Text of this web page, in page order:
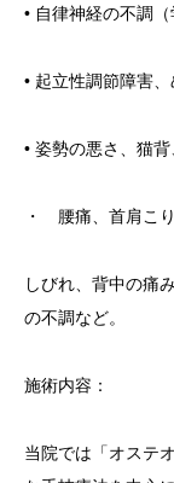
• 自律神経の不調（
• 起立性調節障害
• 姿勢の悪さ、猫
・ 腰痛、首肩こ
しびれ、
の不調など。
施術内容：
当院では「オステ